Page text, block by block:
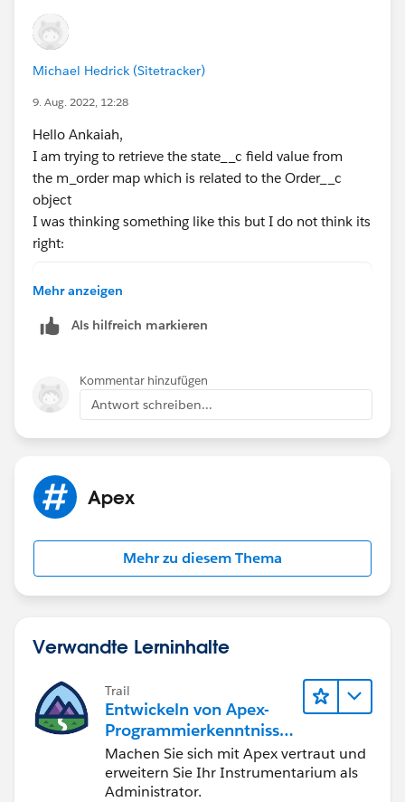
Michael Hedrick (Sitetracker)
9. Aug. 2022, 12:28
Hello Ankaiah,
I am trying to retrieve the state__c field value from
the m_order map which is related to the Order__c
object
I was thinking something like this but I do not think its
right:
Order__c orders = m_order.get('state__c');
Mehr anzeigen
Als hilfreich markieren
Kommentar hinzufügen
Antwort schreiben...
Apex
Mehr zu diesem Thema
Verwandte Lerninhalte
Trail
Entwickeln von Apex-
Programmierkenntnisse
n
Machen Sie sich mit Apex vertraut und
erweitern Sie Ihr Instrumentarium als
Administrator.